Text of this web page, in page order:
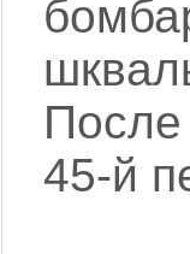
45-й